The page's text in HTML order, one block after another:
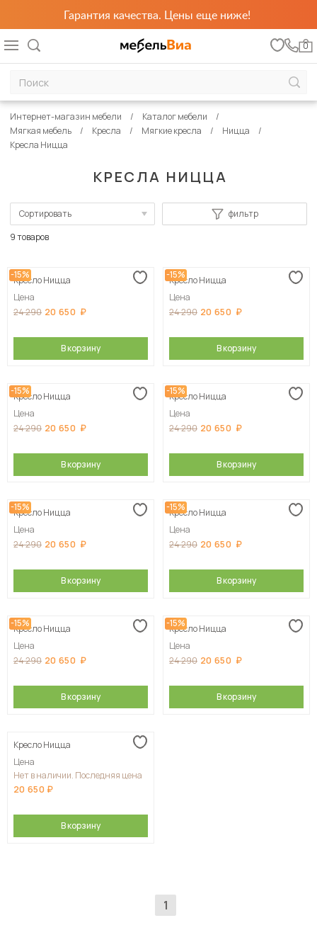
Гарантия качества. Цены еще ниже!
0
КРЕСЛА НИЦЦА
Интернет-магазин мебели
Каталог мебели
Мягкая мебель
Кресла Мягкие кресла
Ницца
Кресла Ницца
Сортировать
Сначала дорогие
фильтр
9 товаров
-15%
Кресло Ницца
Цена
24 290 20 650
В корзину
-15%
Кресло Ницца
Цена
24 290 20 650
В корзину
-15%
Кресло Ницца
Цена
24 290 20 650
В корзину
-15%
Кресло Ницца
Цена
24 290 20 650
В корзину
-15%
Кресло Ницца
Цена
24 290 20 650
В корзину
-15%
Кресло Ницца
Цена
24 290 20 650
В корзину
-15%
Кресло Ницца
Цена
24 290 20 650
В корзину
-15%
Кресло Ницца
Цена
24 290 20 650
В корзину
Кресло Ницца
Цена
Нет в наличии. Последняя цена
20 650
В корзину
1